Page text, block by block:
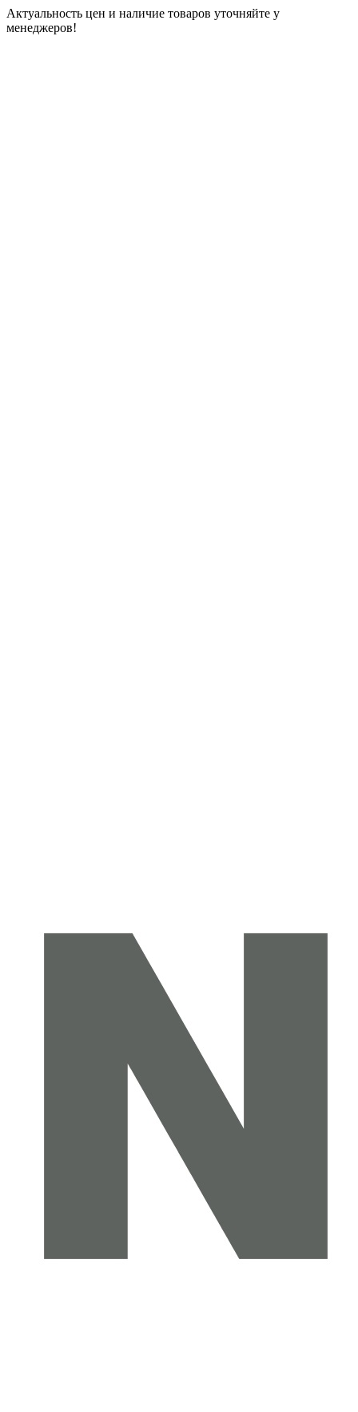
Актуальность цен и наличие товаров уточняйте у
менеджеров!